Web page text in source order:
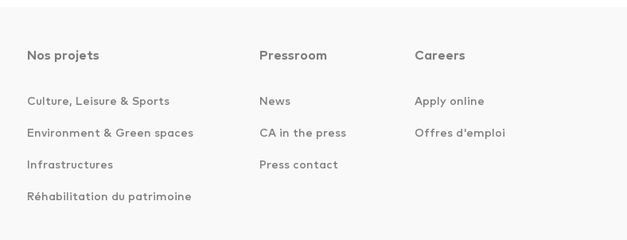
Nos projets
Culture, Leisure & Sports
Environment & Green spaces
Infrastructures
Réhabilitation du patrimoine
Pressroom
News
CA in the press
Press contact
Careers
Apply online
Offres d'emploi